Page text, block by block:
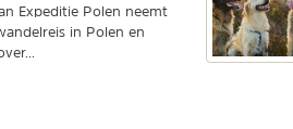
Expeditie Polen neemt
in Polen en